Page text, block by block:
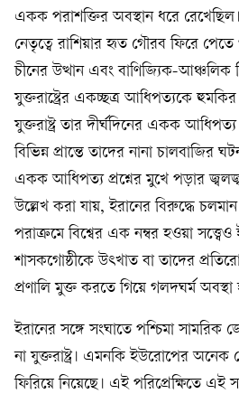
একক পরাশক্তির অবস্থান ধরে রেখেছিল।
নেতৃত্বে রাশিয়ার হৃত গৌরব ফিরে পেতে
চীনের উত্থান এবং বাণিজ্যিক-আঞ্চলিক
যুক্তরাষ্ট্রের একচ্ছত্র আধিপত্যকে
যুক্তরাষ্ট্র তার দীর্ঘদিনের একক আধিপত্য
বিভিন্ন প্রান্তে তাদের নানা চালবাজির
একক আধিপত্য প্রশ্নের মুখে পড়ার
উল্লেখ করা যায়, ইরানের বিরুদ্ধে
পরাক্রমে বিশ্বের এক নম্বর হওয়া সত্ত্বেও
শাসকগোষ্ঠীকে উৎখাত বা তাদের
প্রণালি মুক্ত করতে গিয়ে গলদঘর্ম অবস্থা
ইরানের সঙ্গে সংঘাতে পশ্চিমা সামরিক
না যুক্তরাষ্ট্র। এমনকি ইউরোপের অনেক
ফিরিয়ে নিয়েছে। এই পরিপ্রেক্ষিতে এই